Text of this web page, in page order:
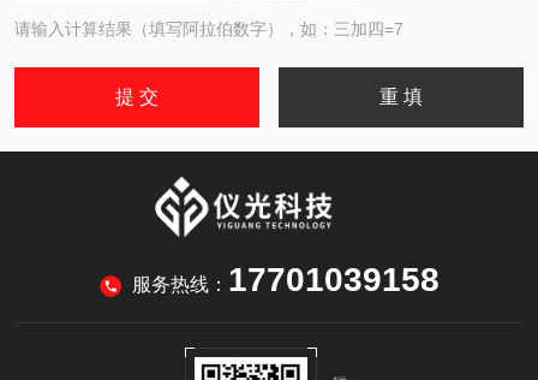
请输入计算结果（填写阿拉伯数字），如：三加四=7
服务热线： 17701039158